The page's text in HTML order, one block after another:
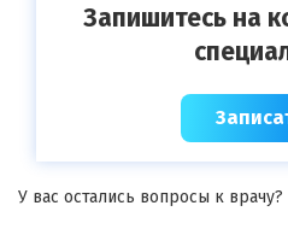
Запишитесь на
У вас остались вопросы к врачу?